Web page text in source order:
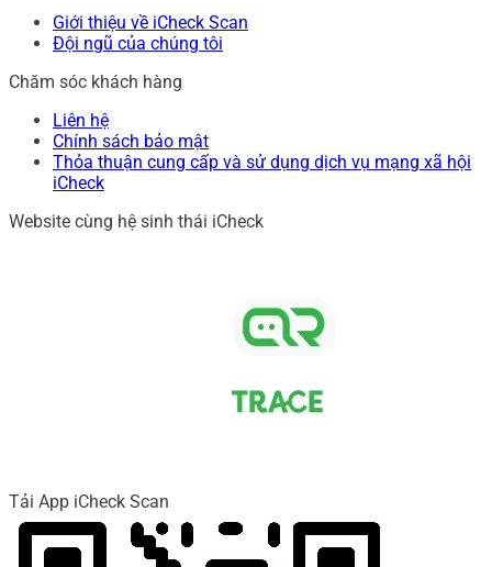
Giới thiệu về iCheck Scan
Đội ngũ của chúng tôi
Chăm sóc khách hàng
Liên hệ
Chính sách bảo mật
Thỏa thuận cung cấp và sử dụng dịch vụ mạng xã hội
iCheck
Website cùng hệ sinh thái iCheck
Tải App iCheck Scan